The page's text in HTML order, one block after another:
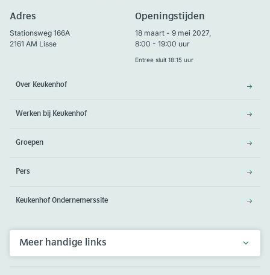
Adres
Stationsweg 166A
2161 AM Lisse
Openingstijden
18 maart - 9 mei 2027,
8:00 - 19:00 uur
Entree sluit 18:15 uur
Over Keukenhof
Werken bij Keukenhof
Groepen
Pers
Keukenhof Ondernemerssite
Meer handige links